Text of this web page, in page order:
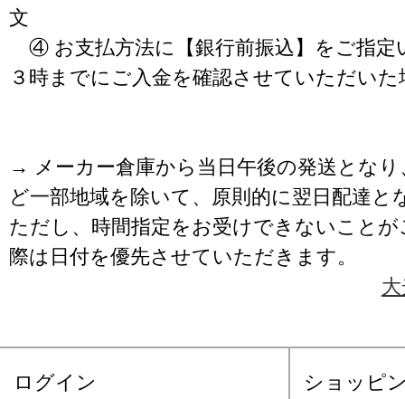
文
④ お支払方法に【銀行前振込】をご指定
３時までにご入金を確認させていただいた
→ メーカー倉庫から当日午後の発送となり
ど一部地域を除いて、原則的に翌日配達と
ただし、時間指定をお受けできないこと
際は日付を優先させていただきます。
ログイン ショッピ